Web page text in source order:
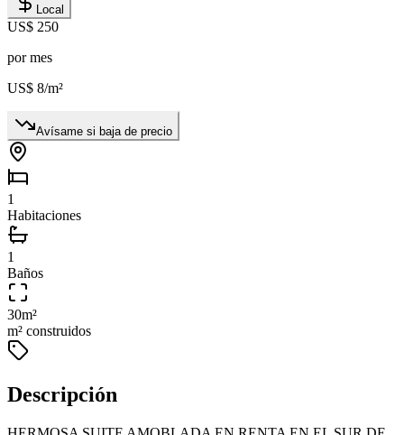
Local
US$ 250
por mes
US$ 8/m²
Avísame si baja de precio
1
Habitaciones
1
Baños
30m²
m² construidos
Descripción